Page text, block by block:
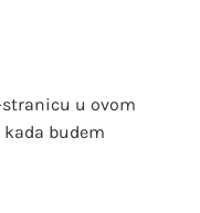
u ovom
budem